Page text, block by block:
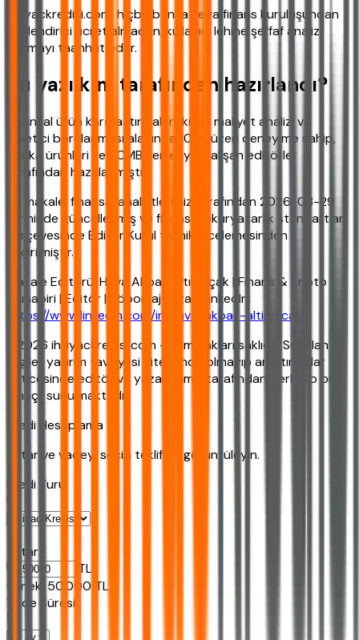
ihtiyackredisi.com, hiçbir banka veya finans kuruluşundan
yönlendirici ücret almadan, kullanıcı lehine şeffaf analiz
sunmayı taahhüt eder.
Bu yazı kim tarafından hazırlandı?
Finansal ürün karşılaştırmaları, kredi maliyet analizi ve
tüketici borçlanması alanında 10 yıl üzeri deneyime sahip,
banka ürünleri ve TCMB verileriyle çalışan editörler
tarafından hazırlanmıştır.
Bu makale, finansal analistlerimiz tarafından 2026-03-29
tarihinde güncellenmiş ve finansal okuryazarlık standartları
çerçevesinde Editör Kurul teknik incelemesinden
geçirilmiştir.
Makale Editörü: Hava Akbaş Altınpıçak | Finans & Kripto
Muhabiri | Editör | Röportaj Yazarı LinkedIn:
https://www.linkedin.com/in/hava-akbas-altinpicak/
©2026 ihtiyackredisi.com - Tüm hakları saklıdır. Sunulan
bilgiler yatırım tavsiyesi niteliğinde olmayıp araştırmalar
neticesinde editör ve yazarlarımız tarafından derlenip bilgi
amaçlı sunulmaktadır.
Kredi Hesaplama
Tutar ve vadeyi seçip teklifleri görüntüleyin.
Kredi Turu
Tutar
TL
Ornek: 50.000 TL
Vade Süresi